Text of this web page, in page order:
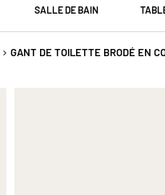
SALLE DE BAIN
GANT DE TOILETTE BRODÉ EN